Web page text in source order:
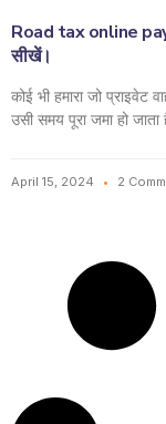
Road tax online
सीखें।
कोई भी हमारा जो
उसी समय पूरा जमा हो
April 15, 2024 2